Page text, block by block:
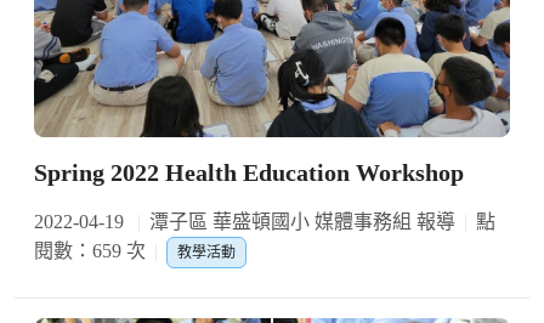
Spring 2022 Health Education Workshop
2022-04-19 潭子區 華盛頓國小 媒體事務組 報導
點
閱數：659 次
教學活動